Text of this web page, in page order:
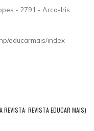
- 2791 - Arco-Iris
educarmais/index
REVISTA: REVISTA EDUCAR MAIS)